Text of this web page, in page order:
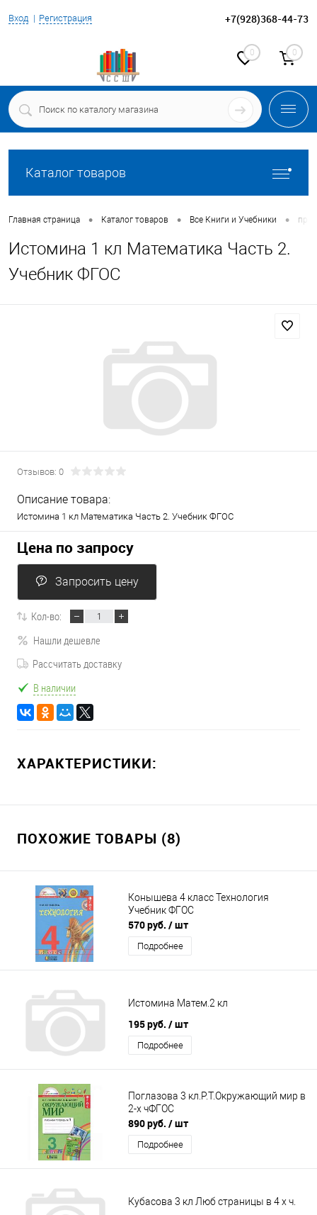
Вход Регистрация +7(928)368-44-73
0 0
Каталог товаров
Главная страница • Каталог товаров • Все Книги и Учебники •
Истомина 1 кл Математика Часть 2.
Учебник ФГОС
Отзывов: 0
Описание товара:
Истомина 1 кл Математика Часть 2. Учебник ФГОС
Цена по запросу
Запросить цену
Кол-во:
Нашли дешевле
Рассчитать доставку
В наличии
ХАРАКТЕРИСТИКИ:
ПОХОЖИЕ ТОВАРЫ (8)
Конышева 4 класс Технология
Учебник ФГОС
570 руб. / шт
Подробнее
Истомина Матем.2 кл
195 руб. / шт
Подробнее
Поглазова 3 кл.Р.Т.Окружающий мир в
2-х чФГОС
890 руб. / шт
Подробнее
Кубасова 3 кл Люб страницы в 4 х ч.